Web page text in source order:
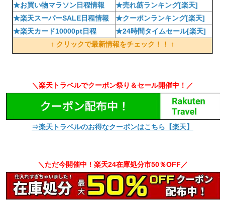
★お買い物マラソン日程情報
★売れ筋ランキング[楽天]
★楽天スーパーSALE日程情報
★クーポンランキング[楽天]
★楽天カード10000pt日程
★24時間タイムセール[楽天]
↑ クリックで最新情報をチェック！！ ↑
＼楽天トラベルでクーポン祭り＆セール開催中！／
⇒楽天トラベルのお得なクーポンはこちら【楽天】
＼ただ今開催中！楽天24在庫処分市50％OFF／